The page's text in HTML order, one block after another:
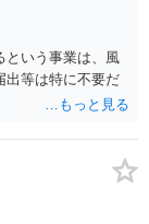
という事業は、風
出等は特に不要だ